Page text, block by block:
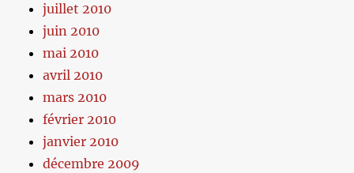
juillet 2010
juin 2010
mai 2010
avril 2010
mars 2010
février 2010
janvier 2010
décembre 2009